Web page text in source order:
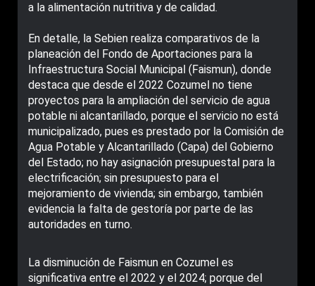
a la alimentación nutritiva y de calidad.
En detalle, la Sebien realiza comparativos de la
planeación del Fondo de Aportaciones para la
Infraestructura Social Municipal (Faismun), donde
destaca que desde el 2022 Cozumel no tiene
proyectos para la ampliación del servicio de agua
potable ni alcantarillado, porque el servicio no está
municipalizado, pues es prestado por la Comisión de
Agua Potable y Alcantarillado (Capa) del Gobierno
del Estado; no hay asignación presupuestal para la
electrificación; sin presupuesto para el
mejoramiento de vivienda; sin embargo, también
evidencia la falta de gestoría por parte de las
autoridades en turno.
La disminución de Faismun en Cozumel es
significativa entre el 2022 y el 2024; porque del